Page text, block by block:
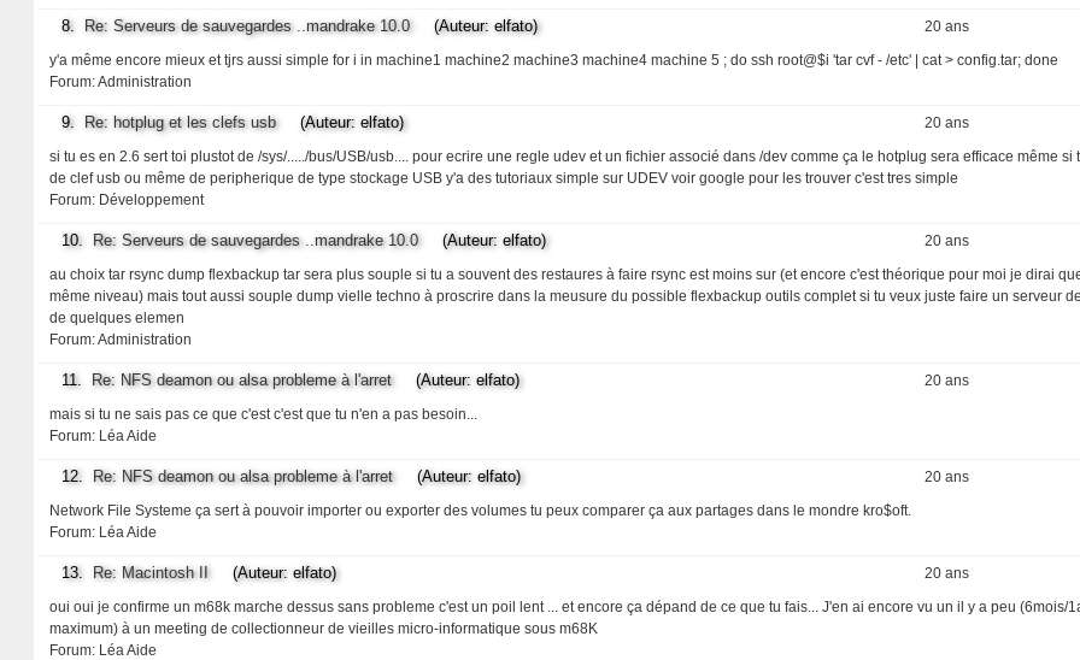
20 ans
8. Re: Serveurs de sauvegardes ..mandrake 10.0(Auteur: elfato)
y'a même encore mieux et tjrs aussi simple for i in machine1 machine2 machine3 machine4 machine 5 ; do ssh root@$i 'tar cvf - /etc' | cat > config.tar; done
Forum:Administration
20 ans
9. Re: hotplug et les clefs usb(Auteur: elfato)
si tu es en 2.6 sert toi plustot de /sys/...../bus/USB/usb.... pour ecrire une regle udev et un fichier associé dans /dev comme ça le hotplug sera efficace même si
de clef usb ou même de peripherique de type stockage USB y'a des tutoriaux simple sur UDEV voir google pour les trouver c'est tres simple
Forum: Développement
20 ans
10. Re: Serveurs de sauvegardes ..mandrake 10.0(Auteur: elfato)
au choix tar rsync dump flexbackup tar sera plus souple si tu a souvent des restaures à faire rsync est moins sur (et encore c'est théorique pour moi je dirai
même niveau) mais tout aussi souple dump vielle techno à proscrire dans la meusure du possible flexbackup outils complet si tu veux juste faire un serveur
de quelques elemen
Forum:Administration
20 ans
11. Re: NFS deamon ou alsa probleme à l'arret(Auteur: elfato)
mais si tu ne sais pas ce que c'est c'est que tu n'en a pas besoin...
Forum: Léa Aide
20 ans
12. Re: NFS deamon ou alsa probleme à l'arret(Auteur: elfato)
Network File Systeme ça sert à pouvoir importer ou exporter des volumes tu peux comparer ça aux partages dans le mondre kro$oft.
Forum: Léa Aide
20 ans
13. Re: Macintosh II (Auteur: elfato)
oui oui je confirme un m68k marche dessus sans probleme c'est un poil lent ... et encore ça dépand de ce que tu fais... J'en ai encore vu un il y a peu (6mois/
maximum) à un meeting de collectionneur de vieilles micro-informatique sous m68K
Forum: Léa Aide